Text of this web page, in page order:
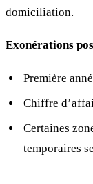
domiciliation.
Exonérations
Première
Chiffre
Certaines
temporaires